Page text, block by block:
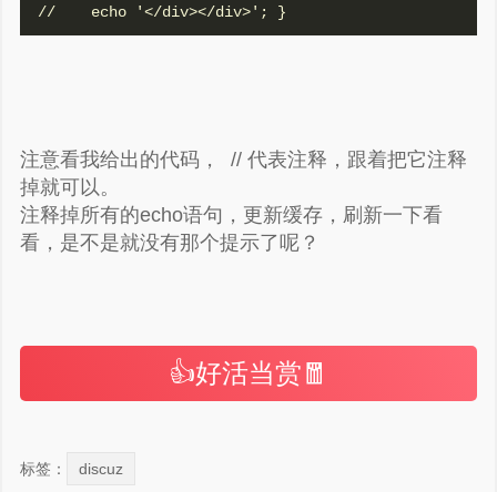
//    echo '</div></div>'; }
注意看我给出的代码， // 代表注释，跟着把它注释
掉就可以。
注释掉所有的echo语句，更新缓存，刷新一下看
看，是不是就没有那个提示了呢？
（微信扫一扫或长按识别）
👍好活当赏🧧
标签： discuz